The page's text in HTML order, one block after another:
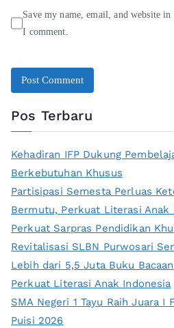
Save my name, email, and website
I comment.
Pos Terbaru
Kehadiran IFP Dukung
Berkebutuhan Khusus
Partisipasi Semesta Perluas
Bermutu, Perkuat Literasi Anak
Perkuat Sarpras Pendidikan
Revitalisasi SLBN Purwosari
Lebih dari 5,5 Juta Buku
Perkuat Literasi Anak Indonesia
SMA Negeri 1 Tayu Raih Juara I
Puisi 2026